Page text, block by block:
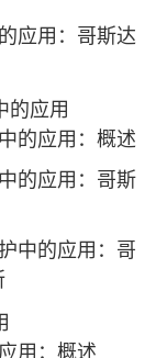
应用：哥斯达
的应用
的应用：概述
的应用：哥斯
中的应用：哥
用：概述